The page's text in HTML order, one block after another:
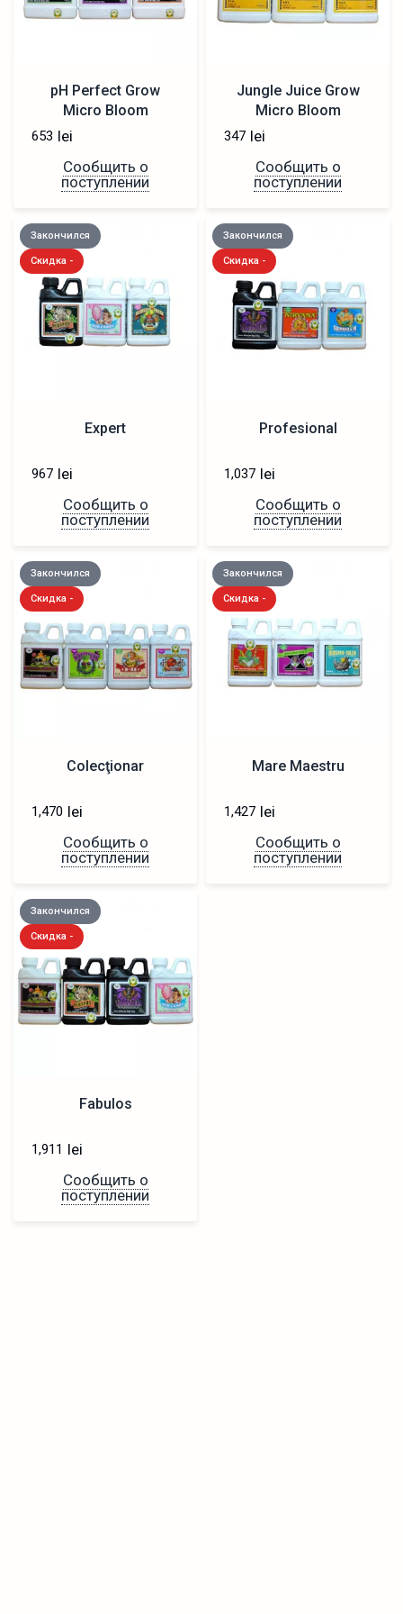
pH Perfect Grow
Micro Bloom
653 lei
Сообщить о
поступлении
Jungle Juice Grow
Micro Bloom
347 lei
Сообщить о
поступлении
Закончился
Скидка -
Expert
967 lei
Сообщить о
поступлении
Закончился
Скидка -
Profesional
1,037 lei
Сообщить о
поступлении
Закончился
Скидка -
Colecţionar
1,470 lei
Сообщить о
поступлении
Закончился
Скидка -
Mare Maestru
1,427 lei
Сообщить о
поступлении
Закончился
Скидка -
Fabulos
1,911 lei
Сообщить о
поступлении